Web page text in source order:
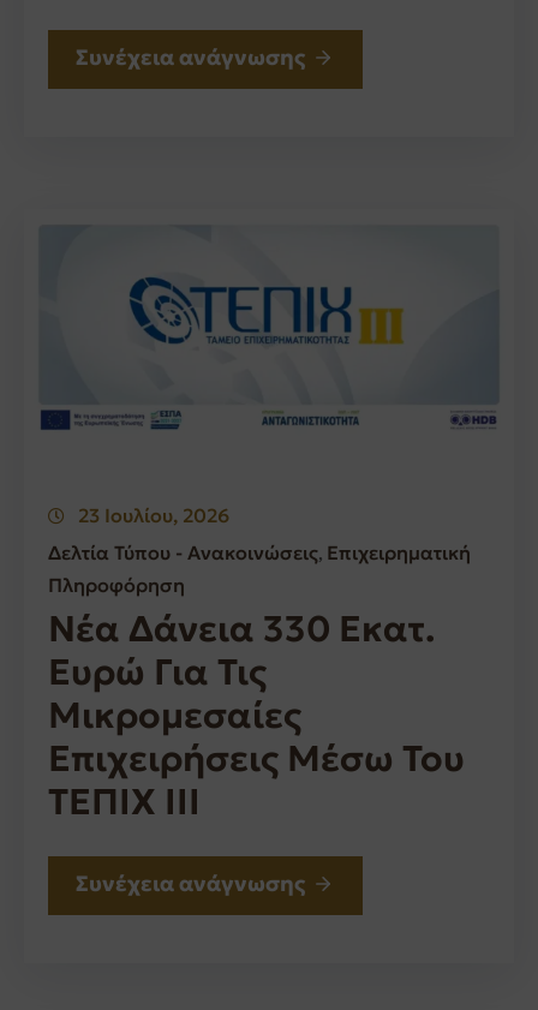
Συνέχεια ανάγνωσης
23 Ιουλίου, 2026
Δελτία Τύπου - Ανακοινώσεις‚ Επιχειρηματική
Πληροφόρηση
Νέα Δάνεια 330 Εκατ.
Ευρώ Για Τις
Μικρομεσαίες
Επιχειρήσεις Μέσω Του
ΤΕΠΙΧ ΙΙΙ
Συνέχεια ανάγνωσης